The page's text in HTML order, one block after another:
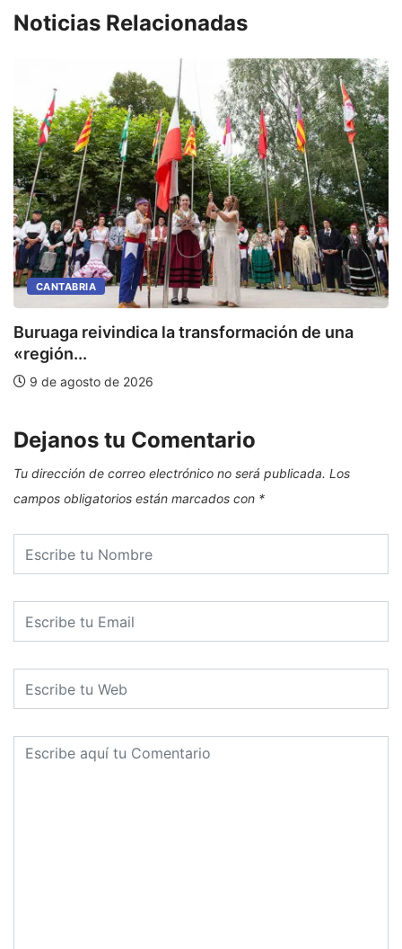
Noticias Relacionadas
CANTABRIA
Buruaga reivindica la transformación de una
«región...
9 de agosto de 2026
Dejanos tu Comentario
Tu dirección de correo electrónico no será publicada. Los
campos obligatorios están marcados con *